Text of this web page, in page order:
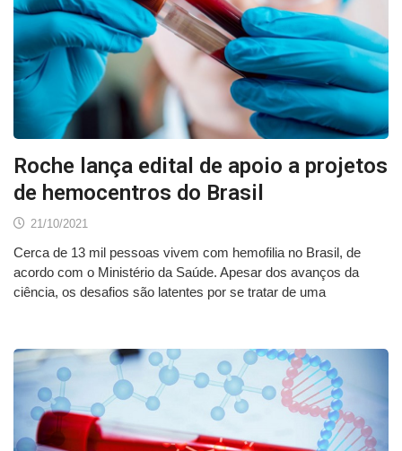
Roche lança edital de apoio a projetos
de hemocentros do Brasil
21/10/2021
Cerca de 13 mil pessoas vivem com hemofilia no Brasil, de
acordo com o Ministério da Saúde. Apesar dos avanços da
ciência, os desafios são latentes por se tratar de uma